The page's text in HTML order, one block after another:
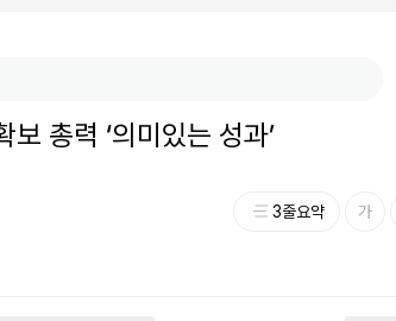
총력 ‘의미있는 성과’
3줄요약